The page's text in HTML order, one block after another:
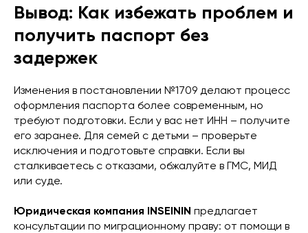
Вывод: Как избежать проблем и
получить паспорт без
задержек
Изменения в постановлении №1709 делают процесс
оформления паспорта более современным, но
требуют подготовки. Если у вас нет ИНН – получите
его заранее. Для семей с детьми – проверьте
исключения и подготовьте справки. Если вы
сталкиваетесь с отказами, обжалуйте в ГМС, МИД
или суде.
Юридическая компания INSEININ предлагает
консультации по миграционному праву: от помощи в